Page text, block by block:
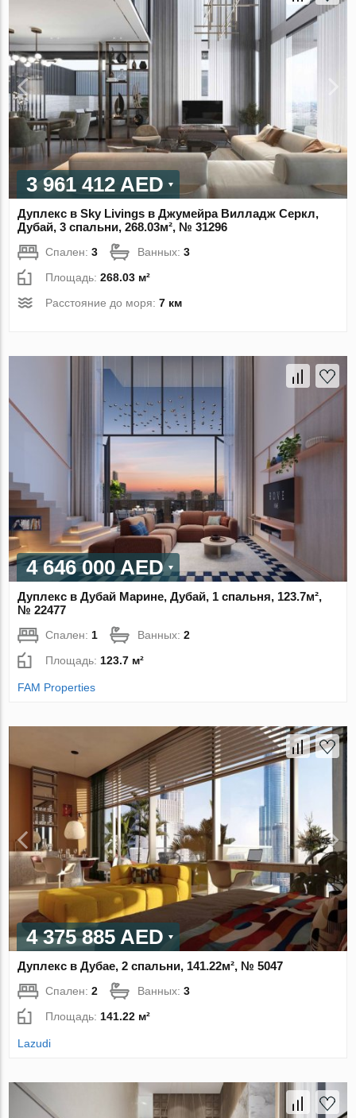
3 961 412 AED
Дуплекс в Sky Livings в Джумейра Вилладж Серкл,
Дубай, 3 спальни, 268.03м², № 31296
Спален:3 Ванных:3
Площадь:268.03 м²
Расстояние до моря:7 км
4 646 000 AED
Дуплекс в Дубай Марине, Дубай, 1 спальня, 123.7м²,
№ 22477
Спален: 1 Ванных:2
Площадь: 123.7 м²
FAM Properties
4 375 885 AED
Дуплекс в Дубае, 2 спальни, 141.22м², № 5047
Спален:2 Ванных:3
Площадь:141.22 м²
Lazudi